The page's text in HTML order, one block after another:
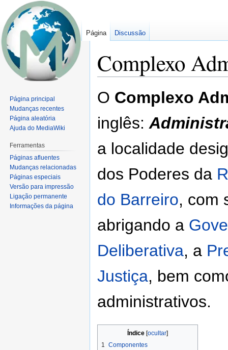
Complexo
para
para
O Complexo
inglês:
a localidade
dos Poderes da
do Barreiro, com
abrigando a
Deliberativa, a
Justiça, bem
administrativos.
Índice
1
Componentes
Página Discussão
Página principal
Mudanças recentes
Página aleatória
Ajuda do MediaWiki
Ferramentas
Páginas afluentes
Mudanças relacionadas
Páginas especiais
Versão para impressão
Ligação permanente
Informações da página